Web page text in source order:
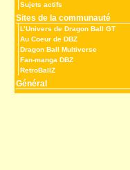
Sujets actifs
Sites de la communauté
L’Univers de Dragon Ball GT
Au Coeur de DBZ
Dragon Ball Multiverse
Fan-manga DBZ
RetroBallZ
Général